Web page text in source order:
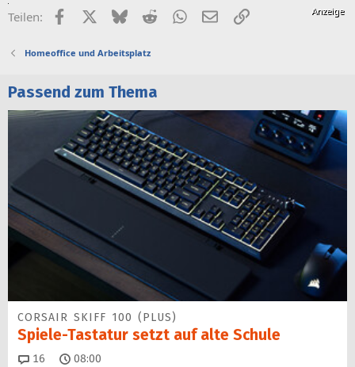
Teilen: FacebookX (Twitter)
BlueskyRedditWhatsApp
E-MailLink
Homeoffice und Arbeitsplatz
Passend zum Thema
CORSAIR SKIFF 100 (PLUS)
Spiele-Tastatur setzt auf alte Schule
16 Kommentare
08:00